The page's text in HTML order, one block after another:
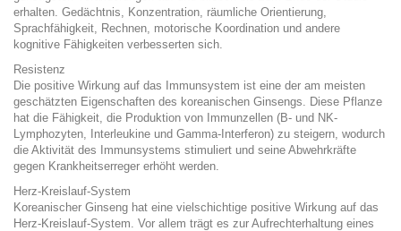
erhalten. Gedächtnis, Konzentration, räumliche Orientierung,
Sprachfähigkeit, Rechnen, motorische Koordination und andere
kognitive Fähigkeiten verbesserten sich.
Resistenz
Die positive Wirkung auf das Immunsystem ist eine der am meisten
geschätzten Eigenschaften des koreanischen Ginsengs. Diese Pflanze
hat die Fähigkeit, die Produktion von Immunzellen (B- und NK-
Lymphozyten, Interleukine und Gamma-Interferon) zu steigern, wodurch
die Aktivität des Immunsystems stimuliert und seine Abwehrkräfte
gegen Krankheitserreger erhöht werden.
Herz-Kreislauf-System
Koreanischer Ginseng hat eine vielschichtige positive Wirkung auf das
Herz-Kreislauf-System. Vor allem trägt es zur Aufrechterhaltung eines